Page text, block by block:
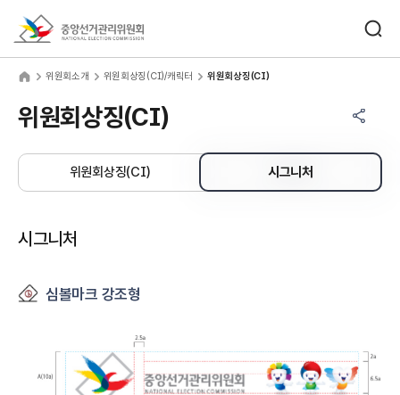
위원회소개 위원회상징(CI)/캐릭터 위원회상징(CI)
위원회상징(CI)
위원회상징(CI) 시그니처
시그니처
심볼마크 강조형